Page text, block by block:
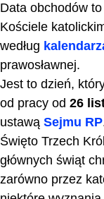
Data obchodów to
Kościele
według
prawosławnej.
Jest to dzień,
od pracy od 26
ustawą Sejmu RP
Święto Trzech
głównych świąt
zarówno przez